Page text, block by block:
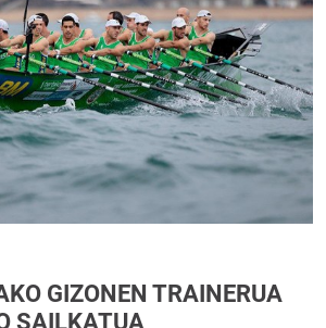
GIZONEN TRAINERUA
SAILKATUA